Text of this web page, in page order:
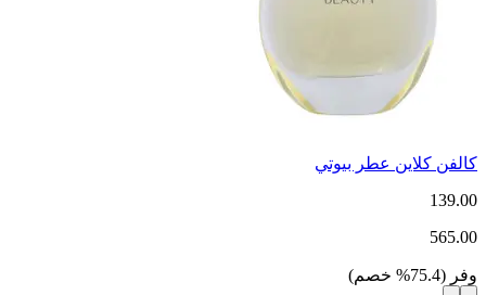
كالفن كلاين عطر بيوتي
139.00
565.00
وفر (
75.4
% خصم)